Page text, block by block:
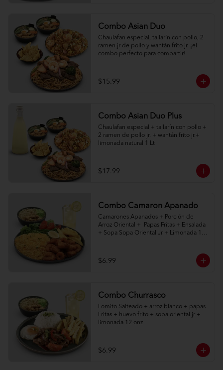
Combo Asian Duo
Chaulafan especial, tallarín con pollo, 2
ramen jr de pollo y wantán frito jr. ¡el
combo perfecto para compartir!
$15.99
Combo Asian Duo Plus
Chaulafan especial + tallarín con pollo +
2 ramen de pollo jr. + wantán frito jr.+
limonada natural 1 Lt
$17.99
Combo Camaron Apanado
Camarones Apanados + Porción de
Arroz Oriental +  Papas Fritas + Ensalada
+ Sopa Sopa Oriental Jr + Limonada 12
$6.99
Combo Churrasco
Lomito Salteado + arroz blanco + papas
Fritas + huevo frito + sopa oriental jr +
limonada 12 onz
$6.99